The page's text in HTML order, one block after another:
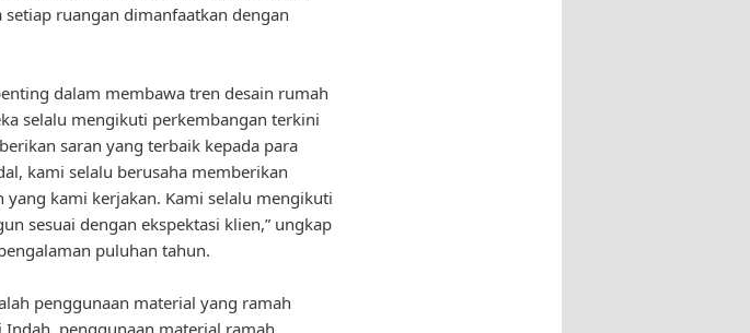
ruangan dimanfaatkan dengan
dalam membawa tren desain rumah
selalu mengikuti perkembangan terkini
saran yang terbaik kepada para
kami selalu berusaha memberikan
kami kerjakan. Kami selalu mengikuti
sesuai dengan ekspektasi klien,” ungkap
puluhan tahun.
penggunaan material yang ramah